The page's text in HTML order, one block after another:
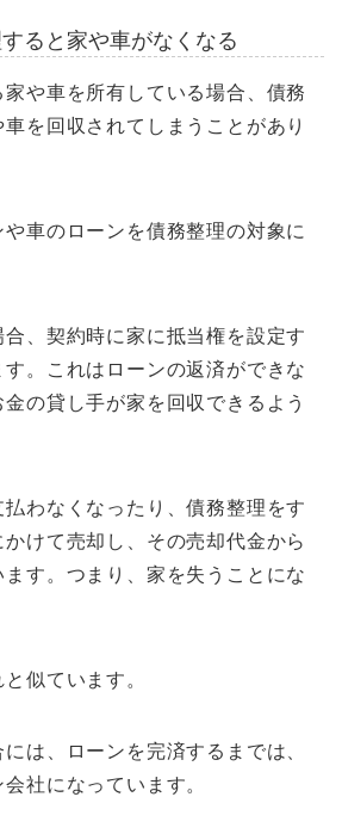
ると家や車がなくなる
家や車を所有している場合、債務
を回収されてしまうことがあり
車のローンを債務整理の対象に
、契約時に家に抵当権を設定す
。これはローンの返済ができな
の貸し手が家を回収できるよう
払わなくなったり、債務整理をす
けて売却し、その売却代金から
す。つまり、家を失うことにな
似ています。
は、ローンを完済するまでは、
社になっています。